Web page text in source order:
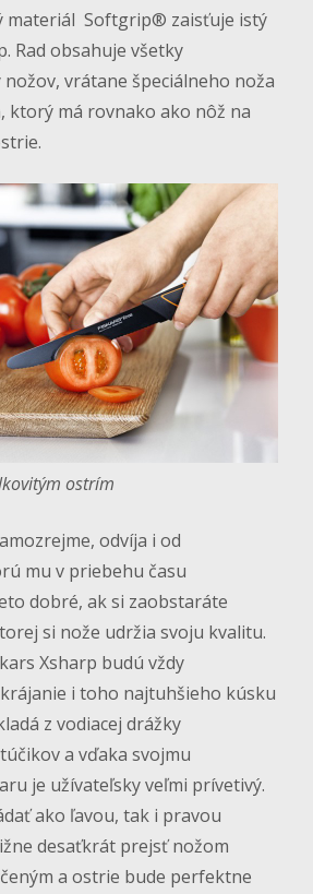
materiál Softgrip® zaisťuje istý
Rad obsahuje všetky
vrátane špeciálneho noža
ktorý má rovnako ako nôž na
ostrím
odvíja i od
mu v priebehu času
dobré, ak si zaobstaráte
si nože udržia svoju kvalitu.
Xsharp budú vždy
i toho najtuhšieho kúsku
z vodiacej drážky
a vďaka svojmu
je užívateľsky veľmi prívetivý.
ako ľavou, tak i pravou
desaťkrát prejsť nožom
a ostrie bude perfektne